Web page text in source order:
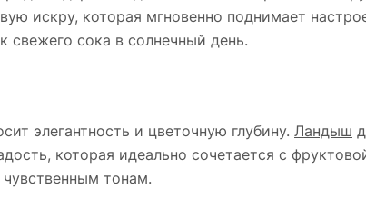
искру, которая мгновенно поднимает
свежего сока в солнечный день.
элегантность и цветочную глубину. Ландыш
которая идеально сочетается с
тонам.